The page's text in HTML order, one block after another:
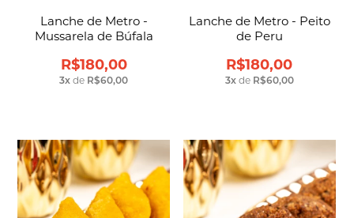
Lanche de Metro -
Mussarela de Búfala
R$180,00
3x de R$60,00
Lanche de Metro - Peito
de Peru
R$180,00
3xde R$60,00